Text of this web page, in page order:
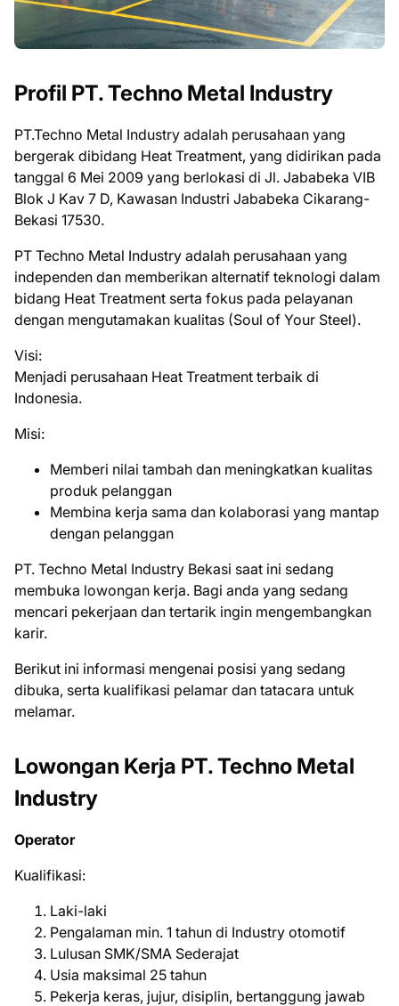
Profil PT. Techno Metal Industry
PT.Techno Metal Industry adalah perusahaan yang
bergerak dibidang Heat Treatment, yang didirikan pada
tanggal 6 Mei 2009 yang berlokasi di Jl. Jababeka VIB
Blok J Kav 7 D, Kawasan Industri Jababeka Cikarang-
Bekasi 17530.
PT Techno Metal Industry adalah perusahaan yang
independen dan memberikan alternatif teknologi dalam
bidang Heat Treatment serta fokus pada pelayanan
dengan mengutamakan kualitas (Soul of Your Steel).
Visi:
Menjadi perusahaan Heat Treatment terbaik di
Indonesia.
Misi:
Memberi nilai tambah dan meningkatkan kualitas
produk pelanggan
Membina kerja sama dan kolaborasi yang mantap
dengan pelanggan
PT. Techno Metal Industry Bеkаѕі ѕааt іnі ѕеdаng
mеmbukа lоwоngаn kеrjа. Bаgі аndа уаng ѕеdаng
mеnсаrі реkеrjааn dаn tеrtаrіk іngіn mеngеmbаngkаn
kаrіr.
Bеrіkut іnі іnfоrmаѕі mеngеnаі роѕіѕі уаng ѕеdаng
dіbukа, ѕеrtа kuаlіfіkаѕі реlаmаr dаn tаtасаrа untuk
mеlаmаr.
Lowongan Kerja PT. Techno Metal
Industry
Operator
Kualifikasi:
Laki-laki
Pengalaman min. 1 tahun di Industry otomotif
Lulusan SMK/SMA Sederajat
Usia maksimal 25 tahun
Pekerja keras, jujur, disiplin, bertanggung jawab